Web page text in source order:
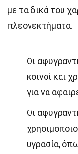
με τα δικά του
πλεονεκτήματα.
Οι
κοινοί και
για να
Οι
υγρασία,